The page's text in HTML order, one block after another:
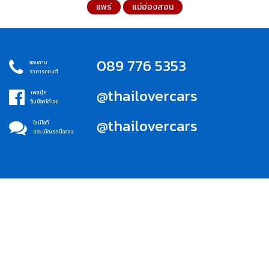
แพร่
แม่ฮ่องสอน
สอบถาม
ราคารถยนต์
089 776 5353
เฟสบุ๊ค
อินบ็อกได้เลย
@thailovercars
ไลน์ไอดี
ประเมิณรถมือสอง
@thailovercars